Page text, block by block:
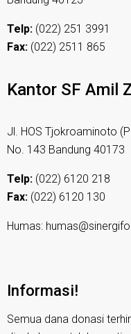
Telp: (022) 251 3991
Fax: (022) 2511 865
Kantor SF Amil
Jl. HOS Tjokroaminoto
No. 143 Bandung 40173
Telp: (022) 6120 218
Fax: (022) 6120 130
Humas:
Informasi!
Semua dana donasi